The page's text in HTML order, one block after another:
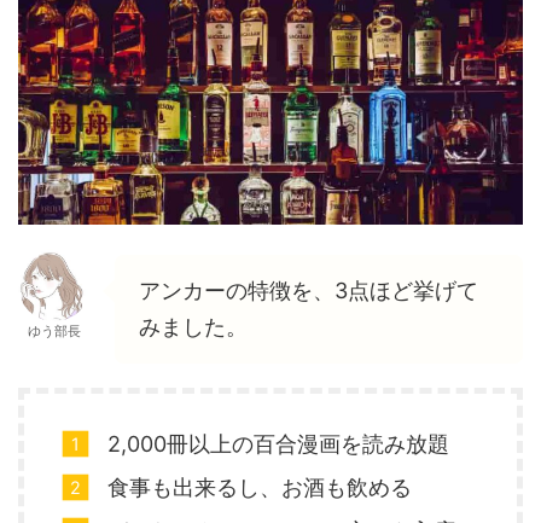
ゆう部長
アンカーの特徴を、3点ほど挙げて
みました。
2,000冊以上の百合漫画を読み放題
食事も出来るし、お酒も飲める